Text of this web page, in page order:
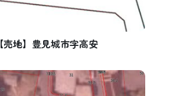
【売地】豊見城市字高安